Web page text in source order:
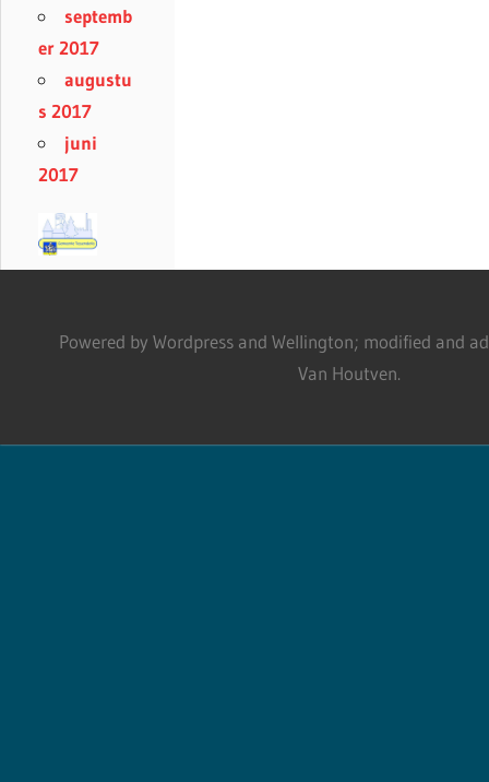
septemb
er 2017
augustu
s 2017
juni
2017
Powered by Wordpress and Wellington; modified and
Van Houtven.